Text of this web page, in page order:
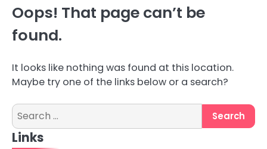
Oops! That page can’t be
found.
It looks like nothing was found at this location.
Maybe try one of the links below or a search?
Search
for:
Links